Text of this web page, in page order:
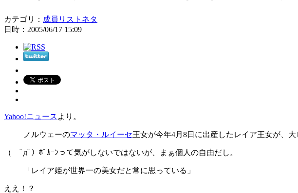
カテゴリ： 成員リストネタ
日時：2005/06/17 15:09
Yahoo!ニュース より。
ノルウェーのマッタ・ルイーセ王女が今年4月8日に出産したレイア王女が、
（ ﾟдﾟ）ﾎﾟｶｰﾝって気がしないではないが、まぁ個人の自由だし。
「レイア姫が世界一の美女だと常に思っている」
ええ！？